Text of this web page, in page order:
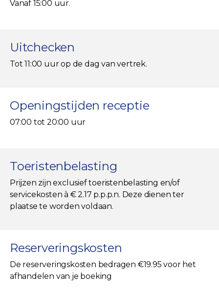
Vanaf 15:00 uur.
Uitchecken
Tot 11:00 uur op de dag van vertrek.
Openingstijden receptie
07:00 tot 20:00 uur
Toeristenbelasting
Prijzen zijn exclusief toeristenbelasting en/of
servicekosten à € 2.17 p.p.p.n. Deze dienen ter
plaatse te worden voldaan.
Reserveringskosten
De reserveringskosten bedragen €19.95 voor het
afhandelen van je boeking